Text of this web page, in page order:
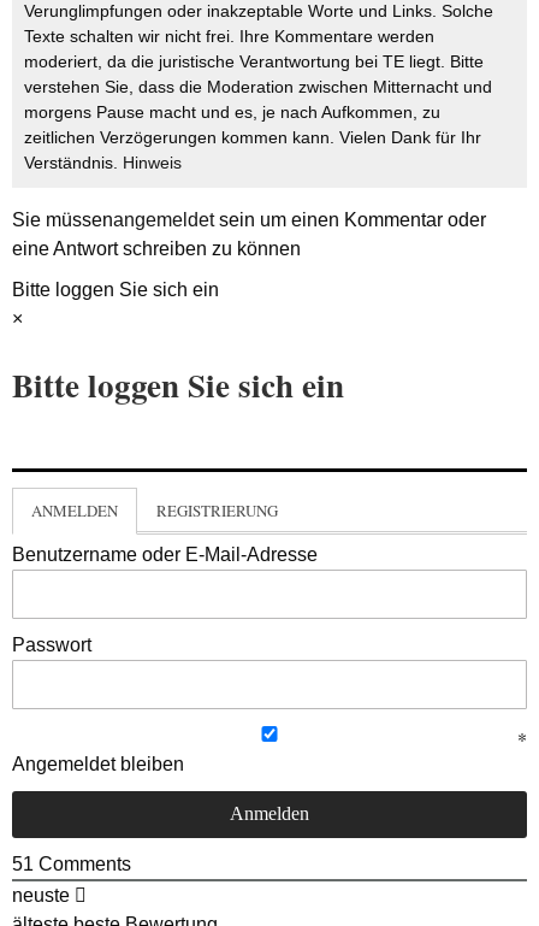
Verunglimpfungen oder inakzeptable Worte und Links. Solche
Texte schalten wir nicht frei. Ihre Kommentare werden
moderiert, da die juristische Verantwortung bei TE liegt. Bitte
verstehen Sie, dass die Moderation zwischen Mitternacht und
morgens Pause macht und es, je nach Aufkommen, zu
zeitlichen Verzögerungen kommen kann. Vielen Dank für Ihr
Verständnis. Hinweis
Sie müssenangemeldetsein um einen Kommentar oder
eine Antwort schreiben zu können
Bitte loggen Sie sich ein
×
Bitte loggen Sie sich ein
ANMELDEN REGISTRIERUNG
Benutzername oder E-Mail-Adresse
Passwort
Angemeldet bleiben
51 Comments
neuste